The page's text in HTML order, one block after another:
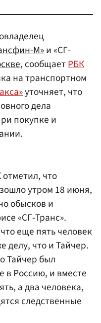
М»и «СГ-
, сообщаетРБК
на транспортном
уточняет, что
дела
покупке и
что
утром 18 июня,
обысков и
«СГ-Транс».
еще пять человек
делу, что и Тайчер.
Тайчер был
в Россию, и вместе
а два человека,
следственные